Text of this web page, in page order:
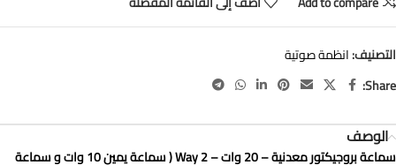
التصنيف:انظمة صوتية
Share:
الوصف
سماعة بروجيكتور معدنية – 20 وات – 2 Way ( سماعة يمين 10 وات و سماعة